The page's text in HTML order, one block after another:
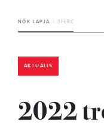
NŐK LAPJA 3 PERC
AKTUÁLIS
2022